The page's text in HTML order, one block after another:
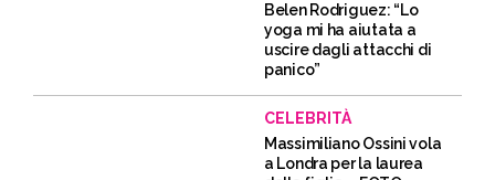
Belen Rodriguez: “Lo
yoga mi ha aiutata a
uscire dagli attacchi di
panico”
CELEBRITÀ
Massimiliano Ossini vola
a Londra per la laurea